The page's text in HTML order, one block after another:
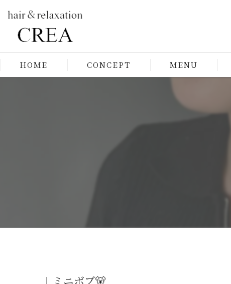
HOME CONCEPT MENU
ミニボブ🐻